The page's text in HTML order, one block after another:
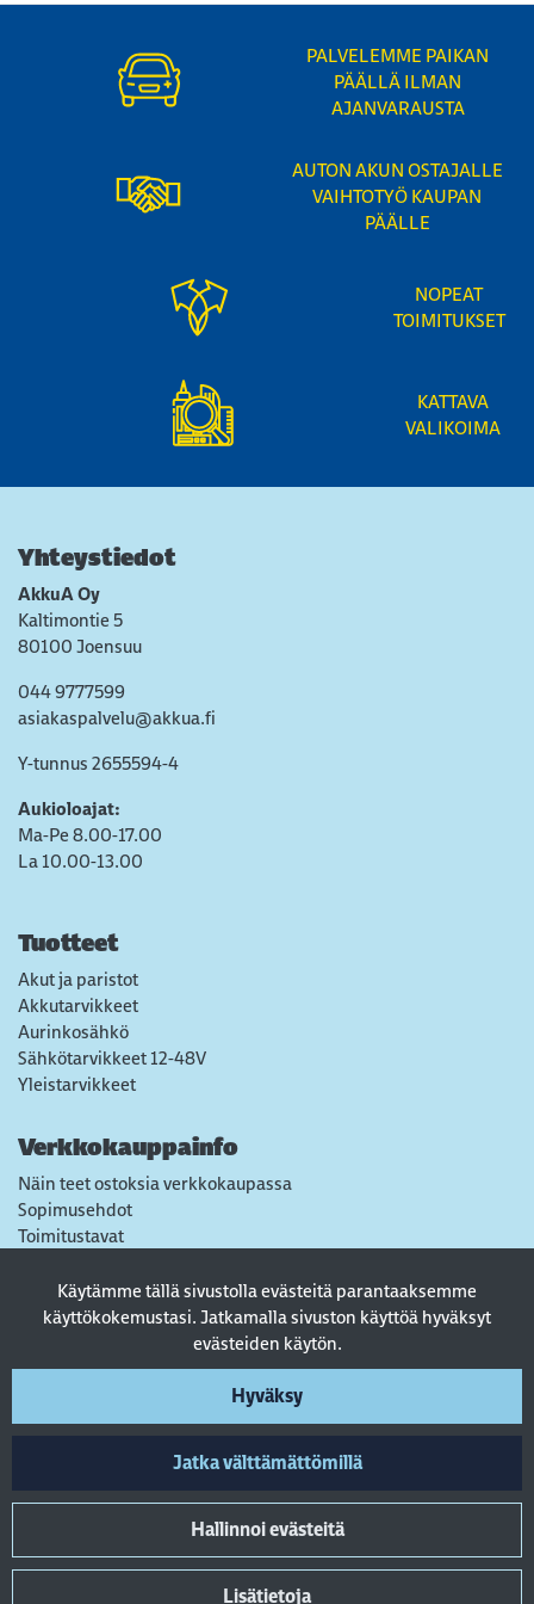
Käytämme tällä sivustolla evästeitä parantaaksemme
käyttökokemustasi. Jatkamalla sivuston käyttöä hyväksyt
evästeiden käytön.
Hyväksy
Jatka välttämättömillä
Hallinnoi evästeitä
Lisätietoja
PALVELEMME PAIKAN
PÄÄLLÄ ILMAN
AJANVARAUSTA
AUTON AKUN OSTAJALLE
VAIHTOTYÖ KAUPAN
PÄÄLLE
NOPEAT
TOIMITUKSET
KATTAVA
VALIKOIMA
Yhteystiedot
AkkuA Oy
Kaltimontie 5
80100 Joensuu
044 9777599
asiakaspalvelu@akkua.fi
Y-tunnus 2655594-4
Aukioloajat:
Ma-Pe 8.00-17.00
La 10.00-13.00
Tuotteet
Akut ja paristot
Akkutarvikkeet
Aurinkosähkö
Sähkötarvikkeet 12-48V
Yleistarvikkeet
Verkkokauppainfo
Näin teet ostoksia verkkokaupassa
Sopimusehdot
Toimitustavat
Tietosuojaseloste
Usein kysytyt kysymykset
Seuraa sosiaalisessa mediassa